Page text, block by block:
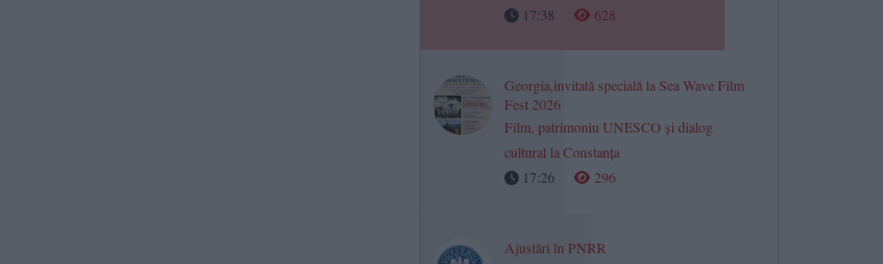
17:38
628
Georgia,invitată specială la Sea Wave Film
Fest 2026
Film, patrimoniu UNESCO și dialog
cultural la Constanța
17:26
296
Ajustări în PNRR